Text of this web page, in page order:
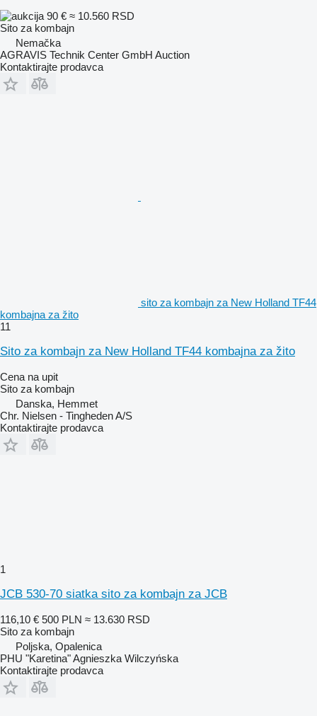
90 € ≈ 10.560 RSD
Sito za kombajn
Nemačka
AGRAVIS Technik Center GmbH Auction
Kontaktirajte prodavca
sito za kombajn za New Holland TF44
kombajna za žito
11
Sito za kombajn za New Holland TF44 kombajna za žito
Cena na upit
Sito za kombajn
Danska, Hemmet
Chr. Nielsen - Tingheden A/S
Kontaktirajte prodavca
1
JCB 530-70 siatka sito za kombajn za JCB
116,10 € 500 PLN ≈ 13.630 RSD
Sito za kombajn
Poljska, Opalenica
PHU "Karetina" Agnieszka Wilczyńska
Kontaktirajte prodavca